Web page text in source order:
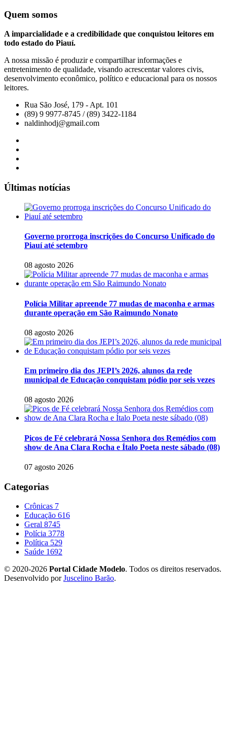
Quem somos
A imparcialidade e a credibilidade que conquistou leitores em
todo estado do Piauí.
A nossa missão é produzir e compartilhar informações e
entretenimento de qualidade, visando acrescentar valores civis,
desenvolvimento econômico, político e educacional para os nossos
leitores.
Rua São José, 179 - Apt. 101
(89) 9 9977-8745 / (89) 3422-1184
naldinhodj@gmail.com
Últimas notícias
Governo prorroga inscrições do Concurso Unificado do
Piauí até setembro
08 agosto 2026
Polícia Militar apreende 77 mudas de maconha e armas
durante operação em São Raimundo Nonato
08 agosto 2026
Em primeiro dia dos JEPI’s 2026, alunos da rede
municipal de Educação conquistam pódio por seis vezes
08 agosto 2026
Picos de Fé celebrará Nossa Senhora dos Remédios com
show de Ana Clara Rocha e Ítalo Poeta neste sábado (08)
07 agosto 2026
Categorias
Crônicas 7
Educação 616
Geral 8745
Polícia 3778
Política 529
Saúde 1692
© 2020-2026 Portal Cidade Modelo. Todos os direitos reservados.
Desenvolvido porJuscelino Barão.